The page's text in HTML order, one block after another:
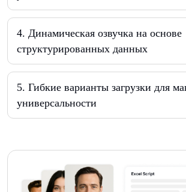
4. Динамическая озвучка на основе
структурированных данных
5. Гибкие варианты загрузки для
универсальности